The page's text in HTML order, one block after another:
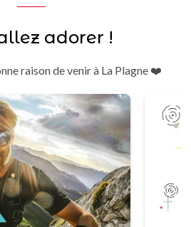
adorer !
raison de venir à La Plagne ❤️